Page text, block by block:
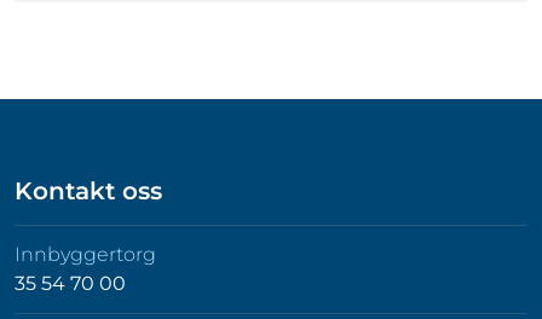
Kontakt oss
Innbyggertorg
35 54 70 00